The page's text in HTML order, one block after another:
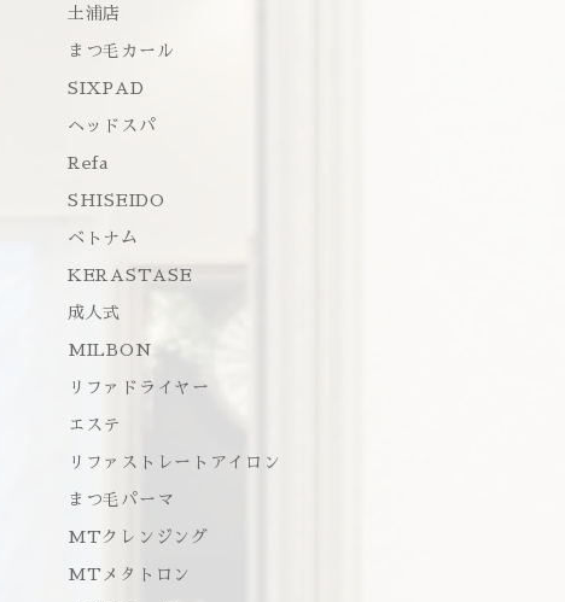
土浦店
まつ毛カール
SIXPAD
ヘッドスパ
Refa
SHISEIDO
ベトナム
KERASTASE
成人式
MILBON
リファドライヤー
エステ
リファストレートアイロン
まつ毛パーマ
MTクレンジング
MTメタトロン